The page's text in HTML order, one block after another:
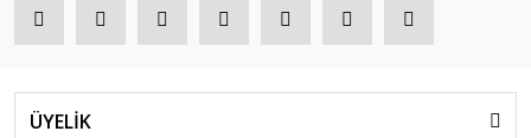
ÜYELİK